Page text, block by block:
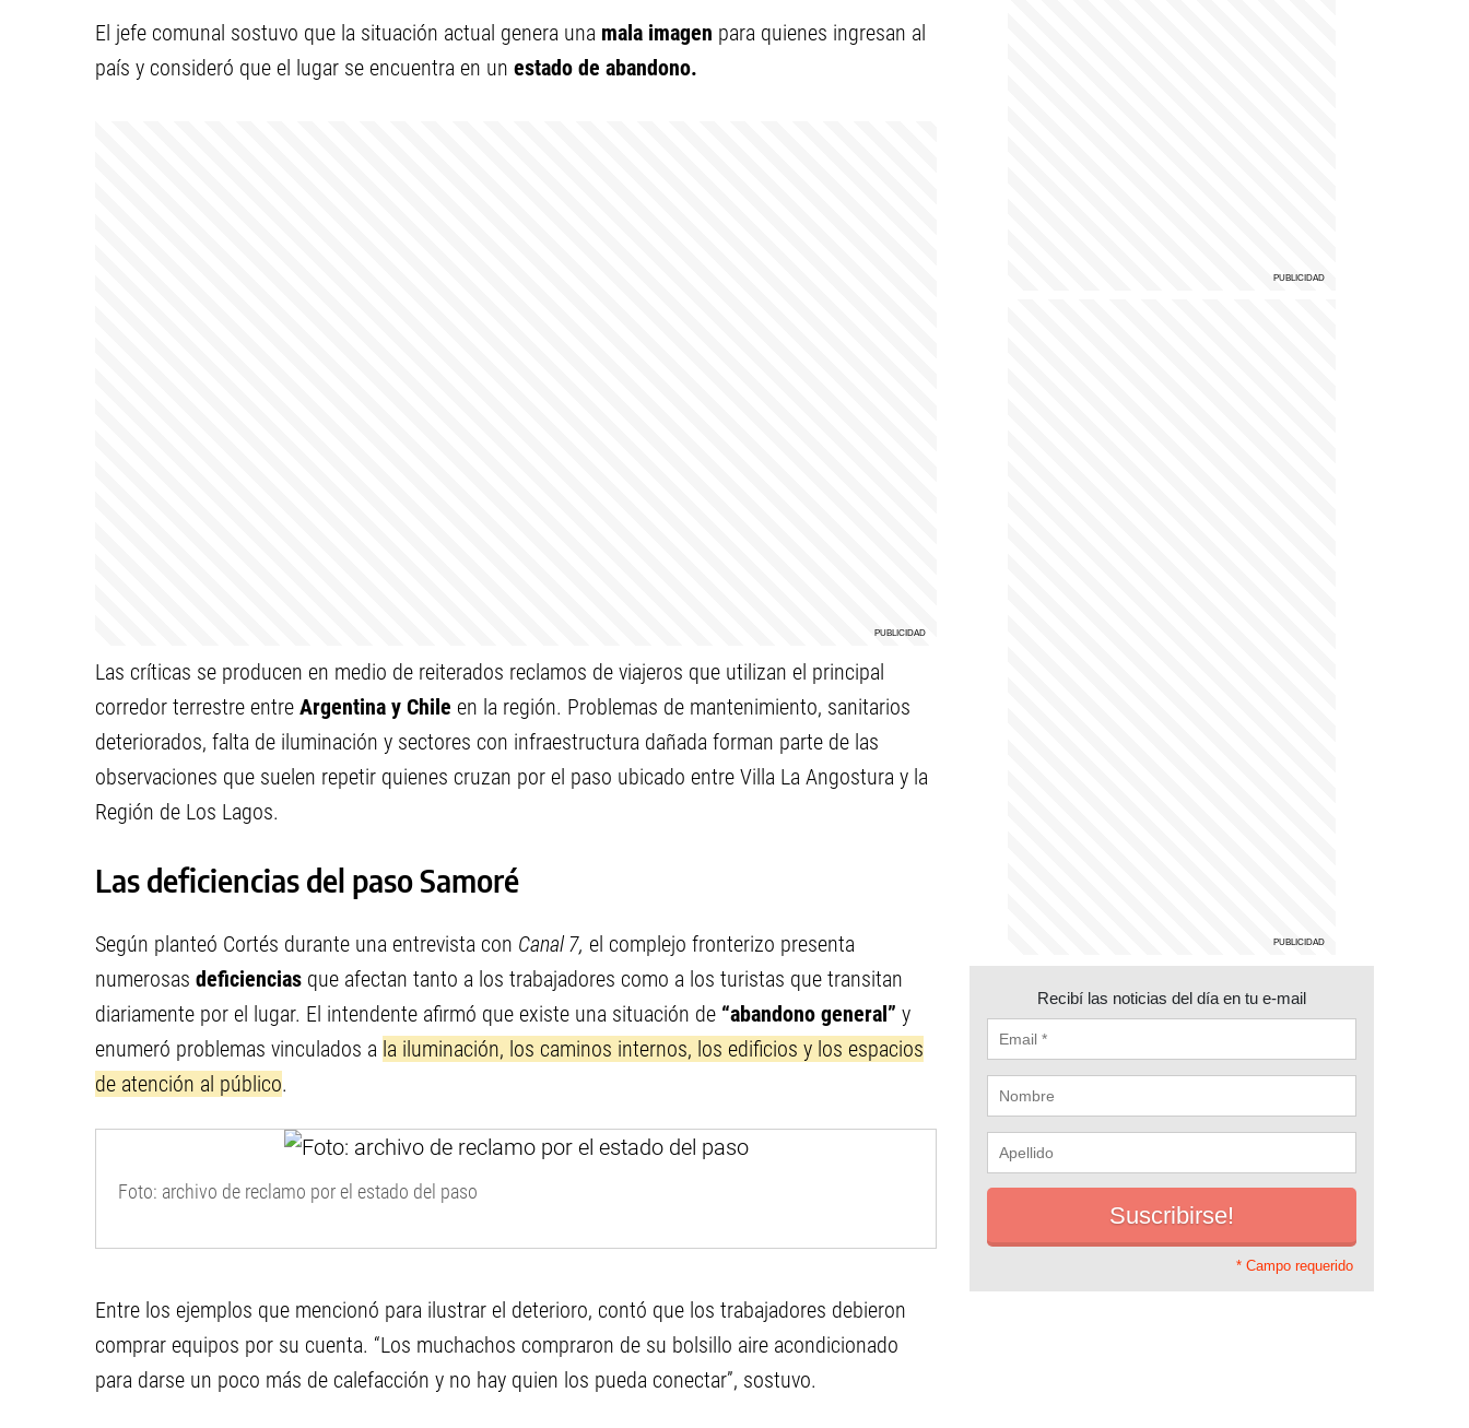
El jefe comunal sostuvo que la situación actual genera una mala imagen para quienes ingresan al
país y consideró que el lugar se encuentra en un estado de abandono.
Las críticas se producen en medio de reiterados reclamos de viajeros que utilizan el principal
corredor terrestre entre Argentina y Chile en la región. Problemas de mantenimiento, sanitarios
deteriorados, falta de iluminación y sectores con infraestructura dañada forman parte de las
observaciones que suelen repetir quienes cruzan por el paso ubicado entre Villa La Angostura y la
Región de Los Lagos.
Las deficiencias del paso Samoré
Según planteó Cortés durante una entrevista con Canal 7, el complejo fronterizo presenta
numerosas deficiencias que afectan tanto a los trabajadores como a los turistas que transitan
diariamente por el lugar. El intendente afirmó que existe una situación de “abandono general” y
enumeró problemas vinculados a la iluminación, los caminos internos, los edificios y los espacios
de atención al público.
Foto: archivo de reclamo por el estado del paso
Entre los ejemplos que mencionó para ilustrar el deterioro, contó que los trabajadores debieron
comprar equipos por su cuenta. “Los muchachos compraron de su bolsillo aire acondicionado
para darse un poco más de calefacción y no hay quien los pueda conectar”, sostuvo.
Recibí las noticias del día en tu e-mail
* Campo requerido